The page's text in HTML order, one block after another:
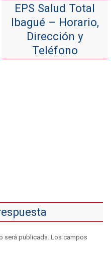
EPS Salud Total
Ibagué – Horario,
Dirección y
Teléfono
será publicada. Los campos